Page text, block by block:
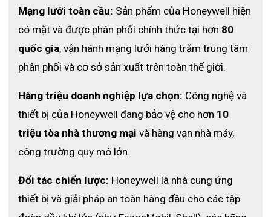
Mã sản phẩm : PCNE14
Thương hiệu Honeywell
Màu sắc : xanh đen
Chất liệu : Neoprene
Quy cách đóng gói : 48 đôi/ hộp
Hướng dẫn bảo quản
Găng tay cao su nên được giữ trong hộp kín, tránh ánh
quản ở nhiệt độ từ 40 ° F đến 95 ° F.
Công dụng
Mạng lưới toàn cầu: Sản phẩm của Honeywell hiện
có mặt và được phân phối chính thức tại hơn 80
quốc gia, vận hành mạng lưới hàng trăm trung tâm
phân phối và cơ sở sản xuất trên toàn thế giới.
Hàng triệu doanh nghiệp lựa chọn: Công nghệ và
thiết bị của Honeywell đang bảo vệ cho hơn 10
triệu tòa nhà thương mại và hàng vạn nhà máy,
công trường quy mô lớn.
Đối tác chiến lược: Honeywell là nhà cung ứng
thiết bị và giải pháp an toàn hàng đầu cho các tập